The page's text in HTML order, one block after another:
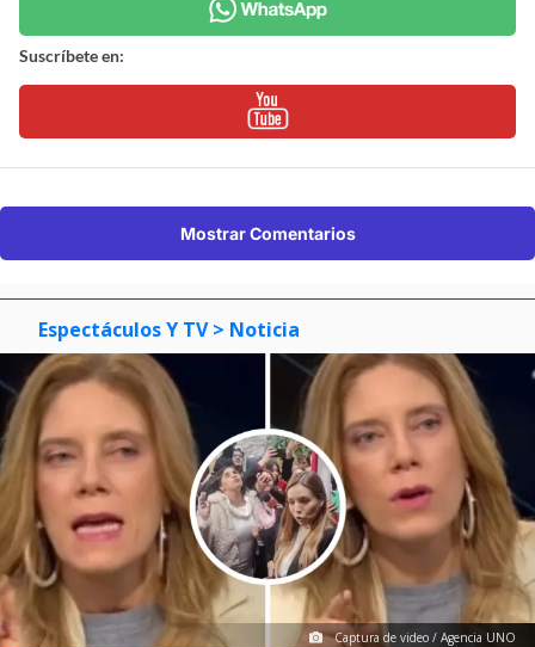
Suscríbete en:
Mostrar Comentarios
Espectáculos Y TV > Noticia
Captura de video / Agencia UNO